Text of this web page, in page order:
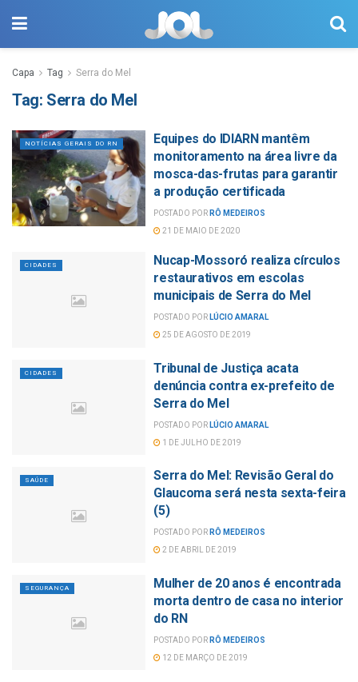
Capa Tag Serra do Mel
Tag: Serra do Mel
NOTÍCIAS GERAIS DO RN
Equipes do IDIARN mantêm
monitoramento na área livre da
mosca-das-frutas para garantir
a produção certificada
POSTADO POR RÔ MEDEIROS
21 DE MAIO DE 2020
CIDADES
Nucap-Mossoró realiza círculos
restaurativos em escolas
municipais de Serra do Mel
POSTADO POR LÚCIO AMARAL
25 DE AGOSTO DE 2019
CIDADES
Tribunal de Justiça acata
denúncia contra ex-prefeito de
Serra do Mel
POSTADO POR LÚCIO AMARAL
1 DE JULHO DE 2019
SAÚDE
Serra do Mel: Revisão Geral do
Glaucoma será nesta sexta-feira
(5)
POSTADO POR RÔ MEDEIROS
2 DE ABRIL DE 2019
SEGURANÇA
Mulher de 20 anos é encontrada
morta dentro de casa no interior
do RN
POSTADO POR RÔ MEDEIROS
12 DE MARÇO DE 2019